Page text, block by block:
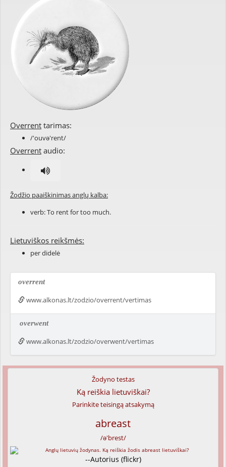
Overrent tarimas:
/'ouvə'rent/
Overrent audio:
Žodžio paaiškinimas anglų kalba:
verb: To rentfor too much.
Lietuviškos reikšmės:
per didelė
overrent
www.alkonas.lt/zodzio/overrent/vertimas
overwent
www.alkonas.lt/zodzio/overwent/vertimas
Žodyno testas
Ką reiškia lietuviškai?
Parinkite teisingą atsakymą
abreast
/ə'brest/
--Autorius (flickr)